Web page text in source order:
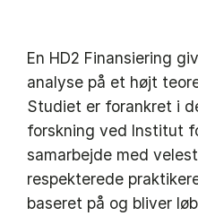
En HD2 Finansiering
analyse på et højt
Studiet er forankret i
forskning ved Institut
samarbejde med
respekterede
baseret på og bliver